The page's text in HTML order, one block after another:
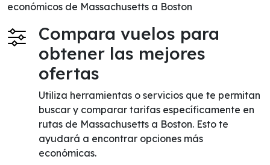
económicos de Massachusetts a Boston
Compara vuelos para
obtener las mejores
ofertas
Utiliza herramientas o servicios que te permitan
buscar y comparar tarifas específicamente en
rutas de Massachusetts a Boston. Esto te
ayudará a encontrar opciones más
económicas.